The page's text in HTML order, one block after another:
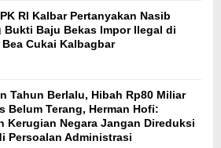
RI Kalbar Pertanyakan Nasib
Bukti Baju Bekas Impor Ilegal di
Cukai Kalbagbar
Tahun Berlalu, Hibah Rp80 Miliar
Belum Terang, Herman Hofi:
Kerugian Negara Jangan Direduksi
Persoalan Administrasi